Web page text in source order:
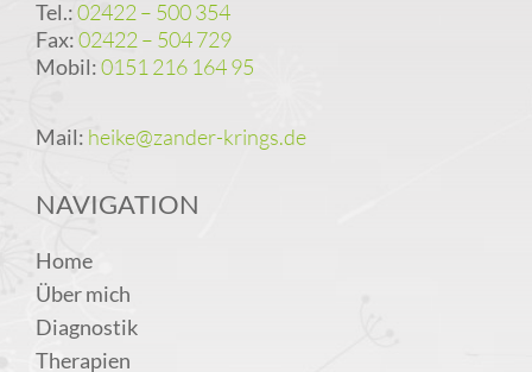
Tel.:02422 – 500 354
Fax:02422 – 504 729
Mobil:0151 216 164 95
Mail: heike@zander-krings.de
NAVIGATION
Home
Über mich
Diagnostik
Therapien